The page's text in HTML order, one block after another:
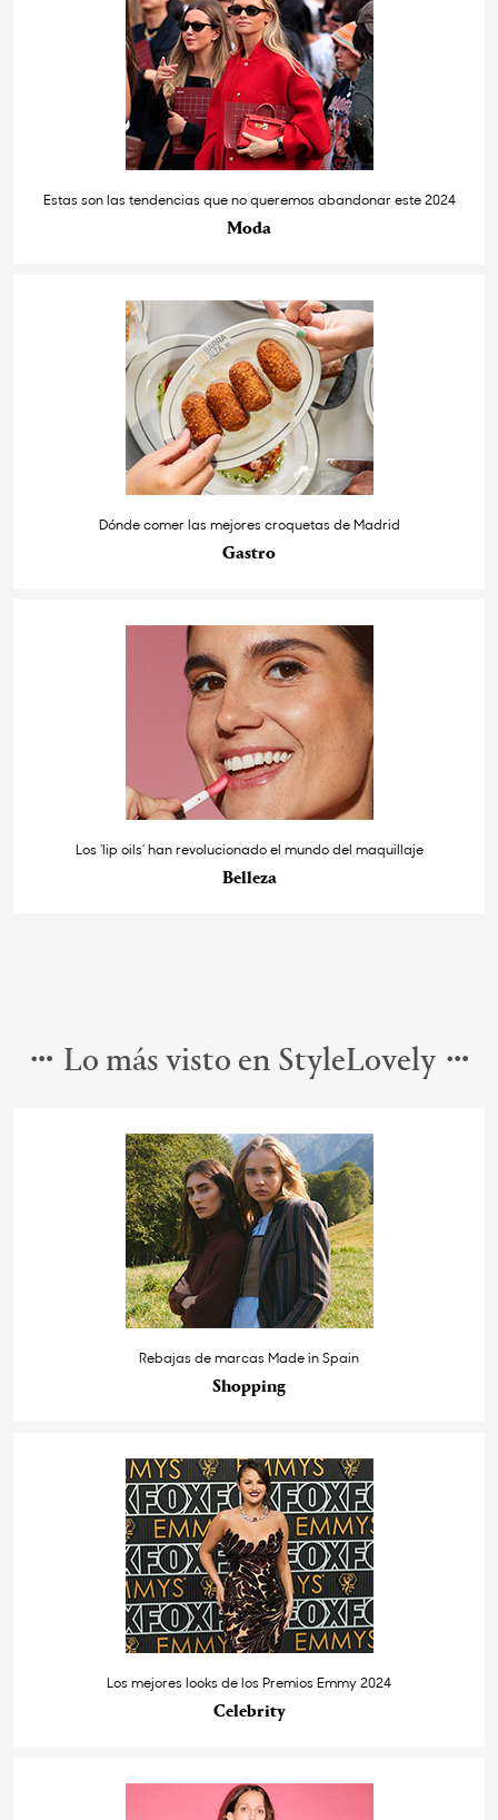
Estas son las tendencias que no queremos abandonar este 2024
Moda
Dónde comer las mejores croquetas de Madrid
Gastro
Los ‘lip oils’ han revolucionado el mundo del maquillaje
Belleza
Lo más visto en StyleLovely
Rebajas de marcas Made in Spain
Shopping
Los mejores looks de los Premios Emmy 2024
Celebrity